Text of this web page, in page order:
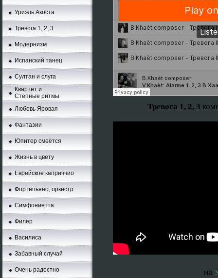
Уриэль Акоста
Тревога 1, 2, 3
Moдернизм
Испанский танец
Султан и слуга
Квартет и
Степные ритмы
Любовь Яровая
Фантазии
Юпитер смеётся
Жизнь в цвету
Еврейское каприччио
Фортепьяно, оркестр
Симфониетта
Филёр
Василиса
Забавный случай
Очень радостно
Тревога 1, 2, 3
нa